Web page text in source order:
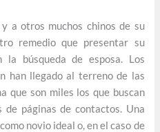
a otros muchos chinos de su
remedio que presentar su
la búsqueda de esposa. Los
han llegado al terreno de las
que son miles los que buscan
páginas de contactos. Una
novio ideal o, en el caso de